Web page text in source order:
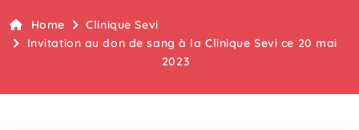
Home
Clinique Sevi
Invitation au don de sang à la Clinique Sevi ce 20 mai
2023